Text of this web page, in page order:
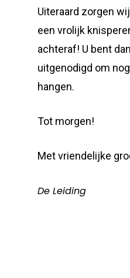
Uiteraard zorgen
een vrolijk
achteraf! U bent
uitgenodigd om
hangen.
Tot morgen!
Met vriendelijke
De Leiding